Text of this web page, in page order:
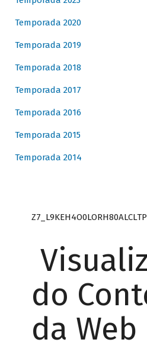
Temporada 2020
Temporada 2019
Temporada 2018
Temporada 2017
Temporada 2016
Temporada 2015
Temporada 2014
do
da Web